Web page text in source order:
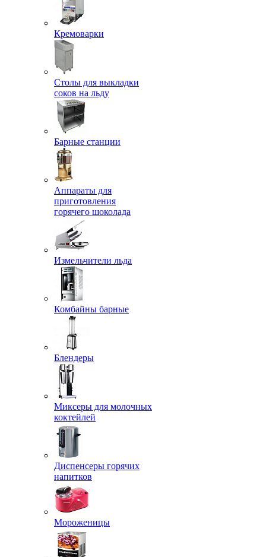
Кремоварки
Столы для выкладки
соков на льду
Барные станции
Аппараты для
приготовления
горячего шоколада
Измельчители льда
Комбайны барные
Блендеры
Миксеры для молочных
коктейлей
Диспенсеры горячих
напитков
Мороженицы